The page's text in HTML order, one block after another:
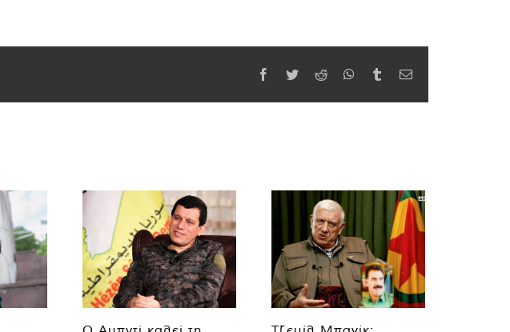
Facebook
TwitterReddit WhatsApp
TumblrEmail